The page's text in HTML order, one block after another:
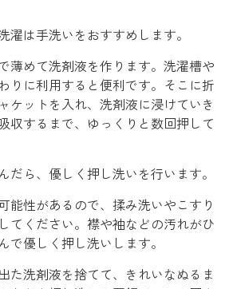
濯は手洗いをおすすめします。
薄めて洗剤液を作ります。洗濯槽や
りに利用すると便利です。そこに折
ケットを入れ、洗剤液に浸けていき
収するまで、ゆっくりと数回押して
だら、優しく押し洗いを行います。
能性があるので、揉み洗いやこすり
てください。襟や袖などの汚れがひ
で優しく押し洗いします。
た洗剤液を捨てて、きれいなぬるま